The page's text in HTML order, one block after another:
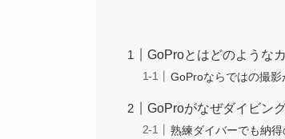
GoProとはどのような
GoProならではの撮影
GoProがなぜダイビン
熟練ダイバーでも納